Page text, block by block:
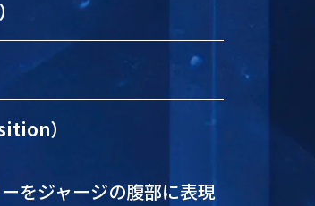
）
をジャージの腹部に表現